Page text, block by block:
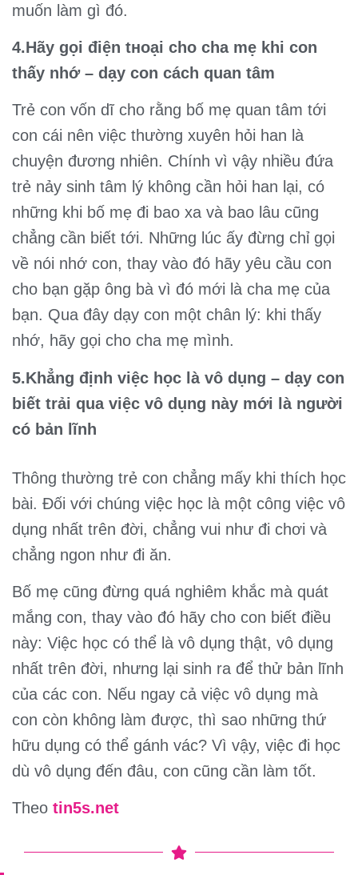
muốn làm gì đó.
4.Hãy gọi điện tнoại cho cha mẹ khi con
thấy nhớ – dạy con cách quan tâm
Trẻ con vốn dĩ cho rằng bố mẹ quan tâm tới
con cái nên việc thường xuyên hỏi han là
chuyện đương nhiên. Chính vì vậy nhiều đứa
trẻ nảy sinh tâm lý không cần hỏi han lại, có
những khi bố mẹ đi bao xa và bao lâu cũng
chẳng cần biết tới. Những lúc ấy đừng chỉ gọi
về nói nhớ con, thay vào đó hãy yêu cầu con
cho bạn gặp ông bà vì đó mới là cha mẹ của
bạn. Qua đây dạy con một chân lý: khi thấy
nhớ, hãy gọi cho cha mẹ mình.
5.Khẳng định việc học là vô dụng – dạy con
biết trải qua việc vô dụng này mới là người
có bản lĩnh
Thông thường trẻ con chẳng mấy khi thích học
bài. Đối với chúng việc học là một ᴄôпg việc vô
dụng nhất trên đời, chẳng vui như đi chơi và
chẳng ngon như đi ăn.
Bố mẹ cũng đừng quá nghiêm khắc mà quát
mắng con, thay vào đó hãy cho con biết điều
này: Việc học có thể là vô dụng thật, vô dụng
nhất trên đời, nhưng lại sinh ra để thử bản lĩnh
của các con. Nếu ngay cả việc vô dụng mà
con còn không làm được, thì sao những thứ
hữu dụng có thể gánh vác? Vì vậy, việc đi học
dù vô dụng đến đâu, con cũng cần làm tốt.
Theo tin5s.net